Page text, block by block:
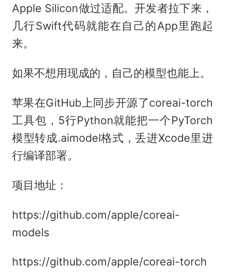
Apple Silicon做过适配。开发者拉下来，
几行Swift代码就能在自己的App里跑起
来。
如果不想用现成的，自己的模型也能上。
苹果在GitHub上同步开源了coreai-torch
工具包，5行Python就能把一个PyTorch
模型转成.aimodel格式，丢进Xcode里进
行编译部署。
项目地址：
https://github.com/apple/coreai-
models
https://github.com/apple/coreai-torch